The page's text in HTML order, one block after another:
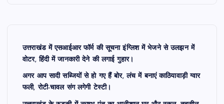
उत्तराखंड में एसआईआर फॉर्म की सूचना इंग्लिश में भेजने से उलझन में
वोटर, हिंदी में जानकारी देने की लगाई गुहार।
अगर आप सादी सब्जियों से हो गए हैं बोर, लंच में बनाएं काठियावाड़ी ग्वार
फली, रोटी-चावल संग लगेगी टेस्टी।